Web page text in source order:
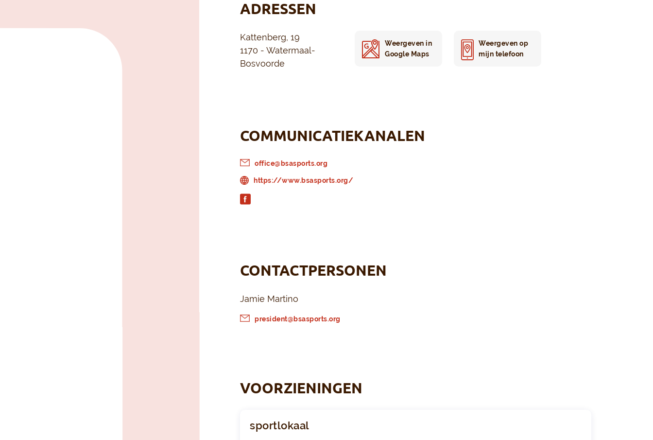
ADRESSEN
Kattenberg, 19
1170 - Watermaal-
Bosvoorde
Weergeven in
Google Maps
Weergeven op
mijn telefoon
COMMUNICATIEKANALEN
office@bsasports.org
https://www.bsasports.org/
CONTACTPERSONEN
Jamie Martino
president@bsasports.org
VOORZIENINGEN
sportlokaal